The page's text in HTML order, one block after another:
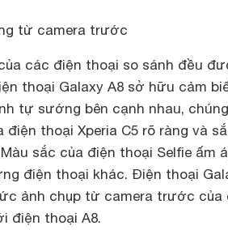
từ camera trước
các điện thoại so sánh đều
thoại Galaxy A8 sở hữu cảm
tự sướng bên cạnh nhau,
thoại Xperia C5 rõ ràng và
sắc của điện thoại Selfie ấm
điện thoại khác. Điện thoại
ảnh chụp từ camera trước của
điện thoại A8.